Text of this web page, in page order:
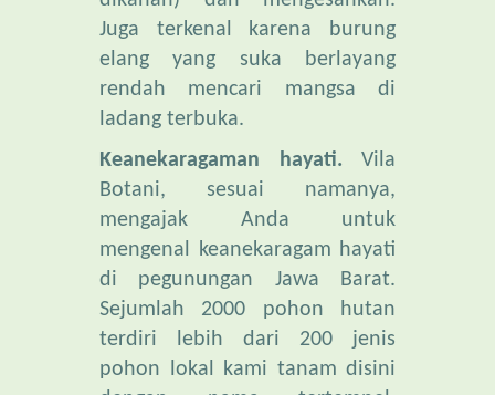
elang yang suka berlayang
rendah mencari mangsa di
ladang terbuka.
Keanekaragaman hayati.
mengajak Anda untuk
mengenal keanekaragam hayati
di pegunungan Jawa Barat.
Sejumlah 2000 pohon hutan
terdiri lebih dari 200 jenis
pohon lokal kami tanam disini
dengan nama tertempel.
Banyak jenis pohon obat juga.